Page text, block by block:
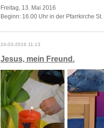
Freitag, 13. Mai 2016
Beginn: 16.00 Uhr in der Pfarrkirche St.
24-03-2016 11:13
Jesus, mein Freund.